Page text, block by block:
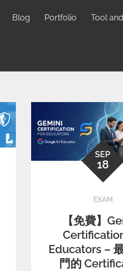
Blog Portfolio Tool
SEP
18
EXAM
【免費】
Educators –
門的